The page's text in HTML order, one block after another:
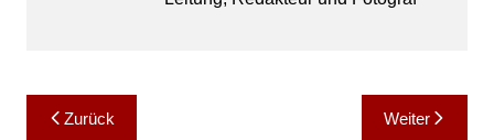
Beitragsnavigation
Zurück Weiter